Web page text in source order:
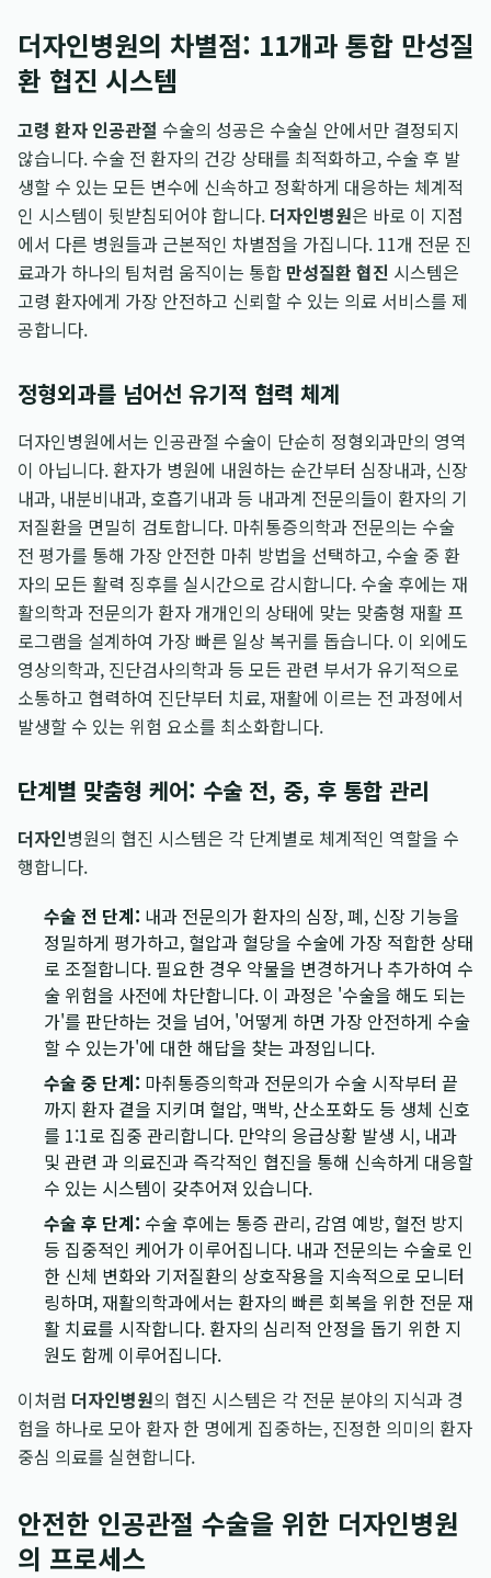
더자인병원의 차별점: 11개과 통합 만성질
환 협진 시스템
고령 환자 인공관절 수술의 성공은 수술실 안에서만 결정되지
않습니다. 수술 전 환자의 건강 상태를 최적화하고, 수술 후 발
생할 수 있는 모든 변수에 신속하고 정확하게 대응하는 체계적
인 시스템이 뒷받침되어야 합니다. 더자인병원은 바로 이 지점
에서 다른 병원들과 근본적인 차별점을 가집니다. 11개 전문 진
료과가 하나의 팀처럼 움직이는 통합 만성질환 협진 시스템은
고령 환자에게 가장 안전하고 신뢰할 수 있는 의료 서비스를 제
공합니다.
정형외과를 넘어선 유기적 협력 체계
더자인병원에서는 인공관절 수술이 단순히 정형외과만의 영역
이 아닙니다. 환자가 병원에 내원하는 순간부터 심장내과, 신장
내과, 내분비내과, 호흡기내과 등 내과계 전문의들이 환자의 기
저질환을 면밀히 검토합니다. 마취통증의학과 전문의는 수술
전 평가를 통해 가장 안전한 마취 방법을 선택하고, 수술 중 환
자의 모든 활력 징후를 실시간으로 감시합니다. 수술 후에는 재
활의학과 전문의가 환자 개개인의 상태에 맞는 맞춤형 재활 프
로그램을 설계하여 가장 빠른 일상 복귀를 돕습니다. 이 외에도
영상의학과, 진단검사의학과 등 모든 관련 부서가 유기적으로
소통하고 협력하여 진단부터 치료, 재활에 이르는 전 과정에서
발생할 수 있는 위험 요소를 최소화합니다.
단계별 맞춤형 케어: 수술 전, 중, 후 통합 관리
더자인병원의 협진 시스템은 각 단계별로 체계적인 역할을 수
행합니다.
수술 전 단계: 내과 전문의가 환자의 심장, 폐, 신장 기능을
정밀하게 평가하고, 혈압과 혈당을 수술에 가장 적합한 상태
로 조절합니다. 필요한 경우 약물을 변경하거나 추가하여 수
술 위험을 사전에 차단합니다. 이 과정은 '수술을 해도 되는
가'를 판단하는 것을 넘어, '어떻게 하면 가장 안전하게 수술
할 수 있는가'에 대한 해답을 찾는 과정입니다.
수술 중 단계: 마취통증의학과 전문의가 수술 시작부터 끝
까지 환자 곁을 지키며 혈압, 맥박, 산소포화도 등 생체 신호
를 1:1로 집중 관리합니다. 만약의 응급상황 발생 시, 내과
및 관련 과 의료진과 즉각적인 협진을 통해 신속하게 대응할
수 있는 시스템이 갖추어져 있습니다.
수술 후 단계: 수술 후에는 통증 관리, 감염 예방, 혈전 방지
등 집중적인 케어가 이루어집니다. 내과 전문의는 수술로 인
한 신체 변화와 기저질환의 상호작용을 지속적으로 모니터
링하며, 재활의학과에서는 환자의 빠른 회복을 위한 전문 재
활 치료를 시작합니다. 환자의 심리적 안정을 돕기 위한 지
원도 함께 이루어집니다.
이처럼 더자인병원의 협진 시스템은 각 전문 분야의 지식과 경
험을 하나로 모아 환자 한 명에게 집중하는, 진정한 의미의 환자
중심 의료를 실현합니다.
안전한 인공관절 수술을 위한 더자인병원
의 프로세스